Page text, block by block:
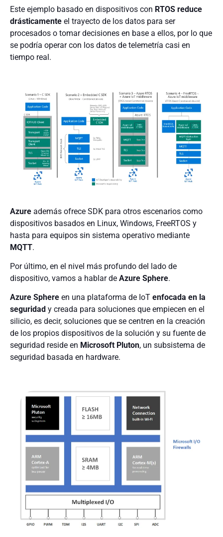
Este ejemplo basado en dispositivos con RTOS reduce
drásticamente el trayecto de los datos para ser
procesados o tomar decisiones en base a ellos, por lo que
se podría operar con los datos de telemetría casi en
tiempo real.
Azure además ofrece SDK para otros escenarios como
dispositivos basados en Linux, Windows, FreeRTOS y
hasta para equipos sin sistema operativo mediante
MQTT.
Por último, en el nivel más profundo del lado de
dispositivo, vamos a hablar de Azure Sphere.
Azure Sphere en una plataforma de IoT enfocada en la
seguridad y creada para soluciones que empiecen en el
silicio, es decir, soluciones que se centren en la creación
de los propios dispositivos de la solución y su fuente de
seguridad reside en Microsoft Pluton, un subsistema de
seguridad basada en hardware.